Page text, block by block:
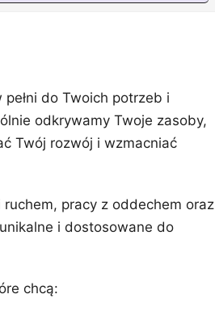
do Twoich potrzeb i
odkrywamy Twoje zasoby,
Twój rozwój i wzmacniać
pracy z oddechem oraz
i dostosowane do
chcą: